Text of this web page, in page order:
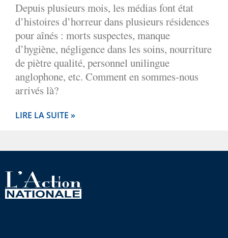
Depuis plusieurs mois, les médias font état
d’histoires d’horreur dans plusieurs résidences
pour aînés : morts suspectes, manque
d’hygiène, négligence dans les soins, nourriture
de piètre qualité, personnel unilingue
anglophone, etc. Comment en sommes-nous
arrivés là?
LIRE LA SUITE »